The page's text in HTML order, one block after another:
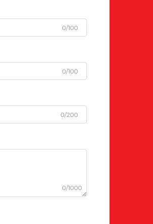
0/100
0/100
0/200
0/1000